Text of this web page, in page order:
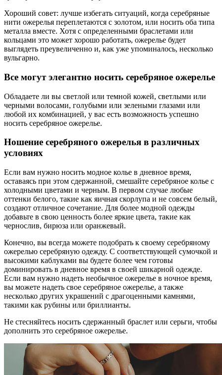
Хороший совет: лучше избегать ситуаций, когда серебряные
нити ожерелья переплетаются с золотом, или носить оба типа
металла вместе. Хотя с определенными браслетами или
кольцами это может хорошо работать, ожерелье будет
выглядеть преувеличенно и, как уже упоминалось, несколько
вульгарно.
Все могут элегантно носить серебряное ожерелье
Обладаете ли вы светлой или темной кожей, светлыми или
черными волосами, голубыми или зелеными глазами или
любой их комбинацией, у вас есть возможность успешно
носить серебряное ожерелье.
Ношение серебряного ожерелья в различных
условиях
Если вам нужно носить модное колье в дневное время,
оставаясь при этом сдержанной, смешайте серебряное колье с
холодными цветами и черным. В первом случае любые
оттенки белого, такие как яичная скорлупа и не совсем белый,
создают отличное сочетание. Для более модной одежды
добавьте в свою ценность более яркие цвета, такие как
чернослив, бирюза или оранжевый.
Конечно, вы всегда можете подобрать к своему серебряному
ожерелью серебряную одежду. С соответствующей сумочкой и
высокими каблуками вы будете более чем готовы
доминировать в дневное время в своей шикарной одежде.
Если вам нужно надеть необычное ожерелье в ночное время,
вы можете надеть свое серебряное ожерелье, а также
несколько других украшений с драгоценными камнями,
такими как рубины или бриллианты.
Не стесняйтесь носить сдержанный браслет или серьги, чтобы
дополнить это серебряное ожерелье.